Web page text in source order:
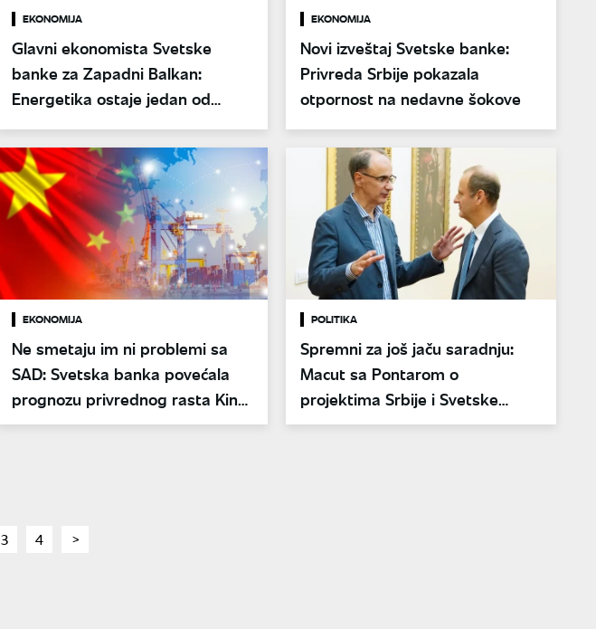
EKONOMIJA
Glavni ekonomista Svetske
banke za Zapadni Balkan:
Energetika ostaje jedan od
EKONOMIJA
Novi izveštaj Svetske banke:
Privreda Srbije pokazala
otpornost na nedavne šokove
EKONOMIJA
Ne smetaju im ni problemi sa
SAD: Svetska banka povećala
prognozu privrednog rasta Kine
u 2025.
POLITIKA
Spremni za još jaču saradnju:
Macut sa Pontarom o
projektima Srbije i Svetske
banke
page
3 page
4 page